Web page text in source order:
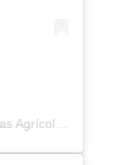
Uma publicação compartilhada por Notícias Agrícolas (@noticiasagricolas)